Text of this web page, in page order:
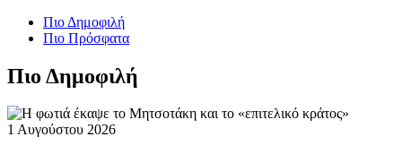
Πιο Δημοφιλή
Πιο Πρόσφατα
Πιο Δημοφιλή
1 Αυγούστου 2026